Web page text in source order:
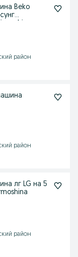
Beko
район
район
лг LG на 5
район